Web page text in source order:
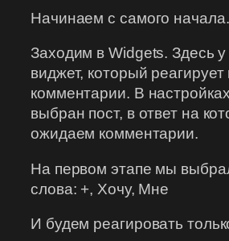
Начинаем с самого начала.
Заходим в Widgets. Здесь у
виджет, который реагирует
комментарии. В
выбран пост, в ответ на
ожидаем комментарии.
На первом этапе мы
слова: +, Хочу, Мне
И будем реагировать